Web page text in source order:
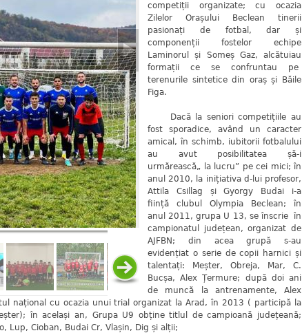
competiții organizate; cu ocazia
Zilelor Orașului Beclean tinerii
pasionați de fotbal, dar și
componenții fostelor echipe
Laminorul și Someș Gaz, alcătuiau
formații ce se confruntau pe
terenurile sintetice din oraș și Băile
Figa.
Dacă la seniori competițiile au
fost sporadice, având un caracter
amical, în schimb, iubitorii fotbalului
au avut posibilitatea șă-i
urmărească„ la lucru” pe cei mici; în
anul 2010, la inițiativa d-lui profesor,
Attila Csillag și Gyorgy Budai i-a
ființă clubul Olympia Beclean; în
anul 2011, grupa U 13, se înscrie în
campionatul județean, organizat de
AJFBN; din acea grupă s-au
evidențiat o serie de copii harnici și
talentați: Meșter, Obreja, Mar, C.
Bucșa, Alex Țermure; după doi ani
de muncă la antrenamente, Alex
național cu ocazia unui trial organizat la Arad, în 2013 ( participă la
în același an, Grupa U9 obține titlul de campioană județeană;
Lup, Cioban, Budai Cr, Vlașin, Dig și alții;